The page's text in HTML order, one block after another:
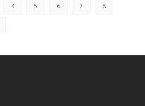
4 5 6 7 8